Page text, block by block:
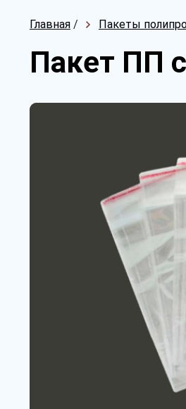
Главная / Пакеты
Пакет ПП